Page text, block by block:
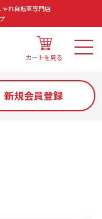
れ自転車専門店
カートを見る
新規会員登録